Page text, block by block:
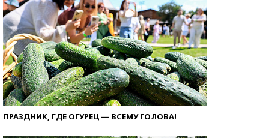
ПРАЗДНИК, ГДЕ ОГУРЕЦ — ВСЕМУ ГОЛОВА!